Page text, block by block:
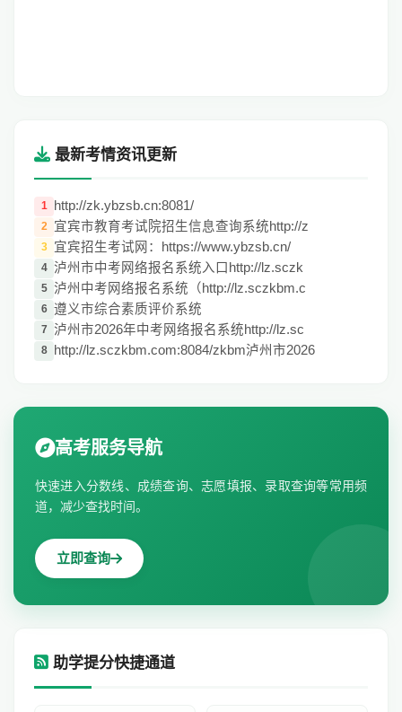
最新考情资讯更新
1 http://zk.ybzsb.cn:8081/
2 宜宾市教育考试院招生信息查询系统http://z
3 宜宾招生考试网：https://www.ybzsb.cn/
4 泸州市中考网络报名系统入口http://lz.sczk
5 泸州中考网络报名系统（http://lz.sczkbm.c
6 遵义市综合素质评价系统
7 泸州市2026年中考网络报名系统http://lz.sc
8 http://lz.sczkbm.com:8084/zkbm泸州市2026
高考服务导航
快速进入分数线、成绩查询、志愿填报、录取查询等常用频
道，减少查找时间。
立即查询
助学提分快捷通道